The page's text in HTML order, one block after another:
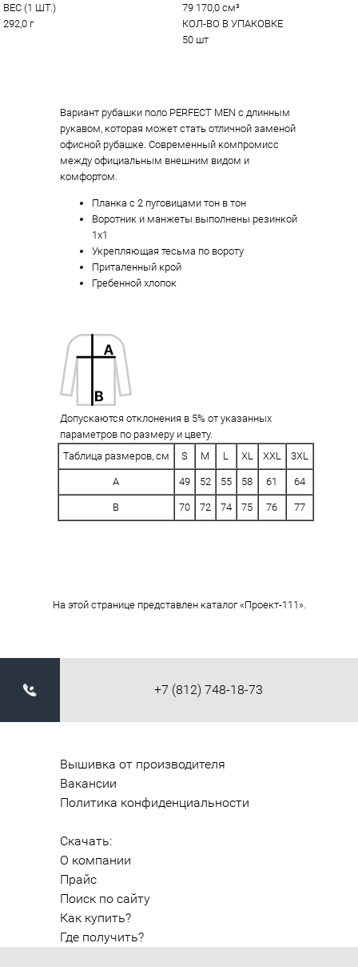
ВЕС (1 ШТ.)
292,0 г
79 170,0 см³
КОЛ-ВО В УПАКОВКЕ
50 шт
Вариант рубашки поло PERFECT MEN с длинным
рукавом, которая может стать отличной заменой
офисной рубашке. Современный компромисс
между официальным внешним видом и
комфортом.
Планка с 2 пуговицами тон в тон
Воротник и манжеты выполнены резинкой
1x1
Укрепляющая тесьма по вороту
Приталенный крой
Гребенной хлопок
Допускаются отклонения в 5% от указанных
параметров по размеру и цвету.
Таблица размеров, см
S M L XL XXL 3XL
A 49 52 55 58 61 64
B 70 72 74 75 76 77
На этой странице представлен каталог «Проект-111».
+7 (812) 748-18-73
Вышивка от производителя
Вакансии
Политика конфиденциальности
Скачать:
О компании
Прайс
Поиск по сайту
Как купить?
Где получить?